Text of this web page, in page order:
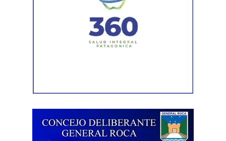
plazo sobre el cambio climático, estratégica en su sentido
económico: «Estamos hablando de temas realmente
importantes para nuestro futuro. Por eso enmarcar las
políticas que tienen que ver con el financiamiento y con la
En este sentido, enmarcó la decisión en la certeza de que
el granizo «es algo que llegó para quedarse» y que, por